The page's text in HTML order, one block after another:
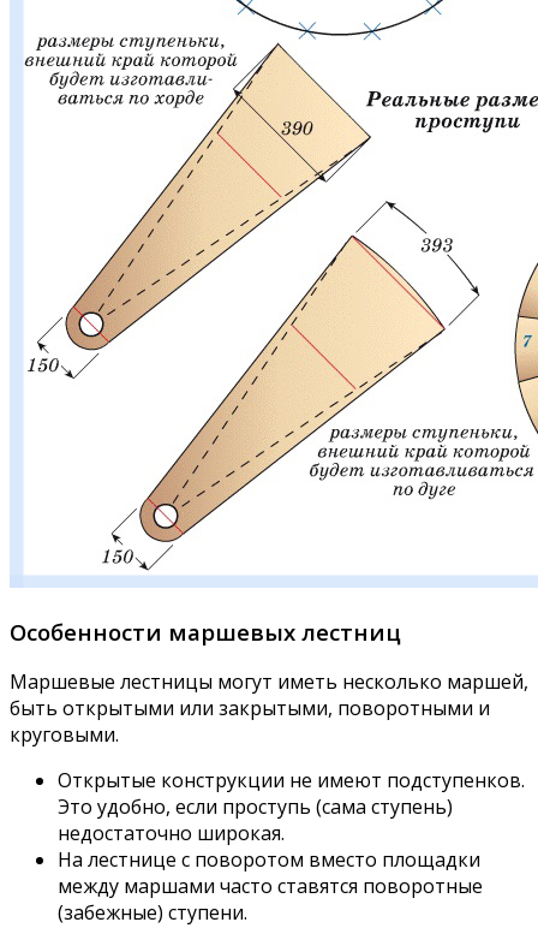
Особенности маршевых лестниц
Маршевые лестницы могут иметь несколько маршей,
быть открытыми или закрытыми, поворотными и
круговыми.
Открытые конструкции не имеют подступенков.
Это удобно, если проступь (сама ступень)
недостаточно широкая.
На лестнице с поворотом вместо площадки
между маршами часто ставятся поворотные
(забежные) ступени.